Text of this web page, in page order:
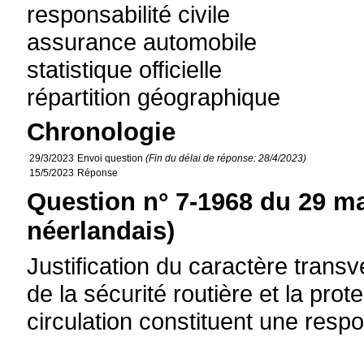
responsabilité civile
assurance automobile
statistique officielle
répartition géographique
Chronologie
29/3/2023 Envoi question(Fin du délai de réponse: 28/4/2023)
15/5/2023 Réponse
Question n° 7-1968 du 29
néerlandais)
Justification du caractère
de la sécurité routière et la
circulation constituent une